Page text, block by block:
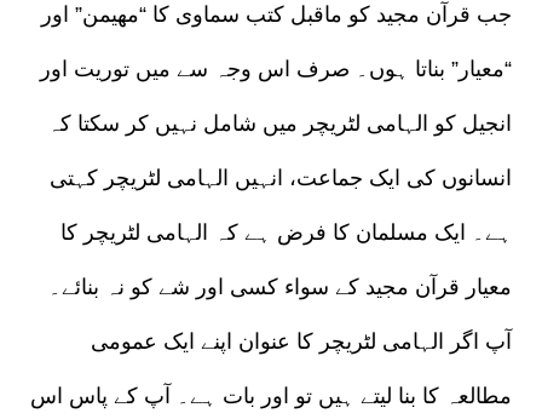
جب قرآن مجید کو ماقبل کتب سماوی کا “مھیمن” اور
“معیار” بناتا ہوں۔ صرف اس وجہ سے میں توریت اور
انجیل کو الہامی لٹریچر میں شامل نہیں کر سکتا کہ
انسانوں کی ایک جماعت، انہیں الہامی لٹریچر کہتی
ہے۔ ایک مسلمان کا فرض ہے کہ الہامی لٹریچر کا
معیار قرآن مجید کے سواء کسی اور شے کو نہ بنائے۔
آپ اگر الہامی لٹریچر کا عنوان اپنے ایک عمومی
مطالعہ کا بنا لیتے ہیں تو اور بات ہے۔ آپ کے پاس اس